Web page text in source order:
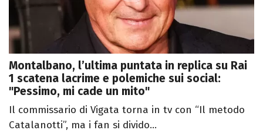
Montalbano, l’ultima puntata in replica su Rai
1 scatena lacrime e polemiche sui social:
"Pessimo, mi cade un mito"
Il commissario di Vigata torna in tv con “Il metodo
Catalanotti”, ma i fan si divido...